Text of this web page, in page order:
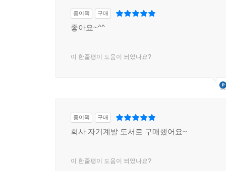
종이책 구매
좋아요~^^
이 한줄평이 도움이 되었나요?
종이책 구매
회사 자기계발 도서로 구매했어요~
이 한줄평이 도움이 되었나요?